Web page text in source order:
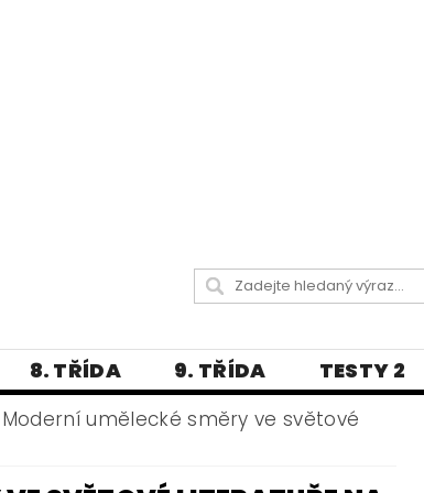
8. TŘÍDA 9. TŘÍDA TESTY 2
JAZYKOVĚDNÝ
CVIČENÍ
umělecké směry ve světové